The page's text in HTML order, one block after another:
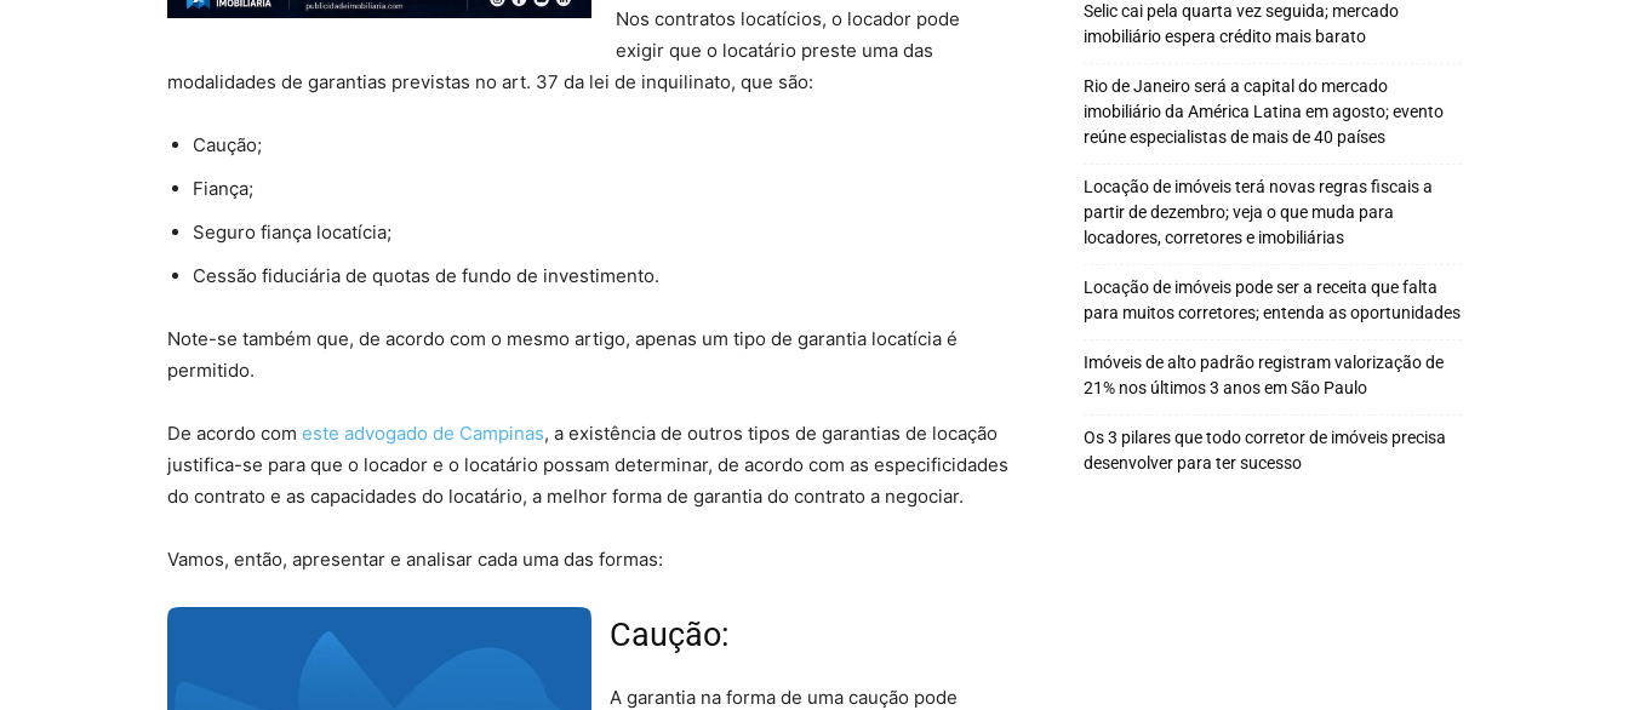
Nos contratos locatícios, o locador pode
exigir que o locatário preste uma das
modalidades de garantias previstas no art. 37 da lei de inquilinato, que são:
Caução;
Fiança;
Seguro fiança locatícia;
Cessão fiduciária de quotas de fundo de investimento.
Note-se também que, de acordo com o mesmo artigo, apenas um tipo de garantia locatícia é
permitido.
De acordo com este advogado de Campinas, a existência de outros tipos de garantias de locação
justifica-se para que o locador e o locatário possam determinar, de acordo com as especificidades
do contrato e as capacidades do locatário, a melhor forma de garantia do contrato a negociar.
Vamos, então, apresentar e analisar cada uma das formas:
Caução:
A garantia na forma de uma caução pode
Selic cai pela quarta vez seguida; mercado
imobiliário espera crédito mais barato
Rio de Janeiro será a capital do mercado
imobiliário da América Latina em agosto; evento
reúne especialistas de mais de 40 países
Locação de imóveis terá novas regras fiscais a
partir de dezembro; veja o que muda para
locadores, corretores e imobiliárias
Locação de imóveis pode ser a receita que falta
para muitos corretores; entenda as oportunidades
Imóveis de alto padrão registram valorização de
21% nos últimos 3 anos em São Paulo
Os 3 pilares que todo corretor de imóveis precisa
desenvolver para ter sucesso